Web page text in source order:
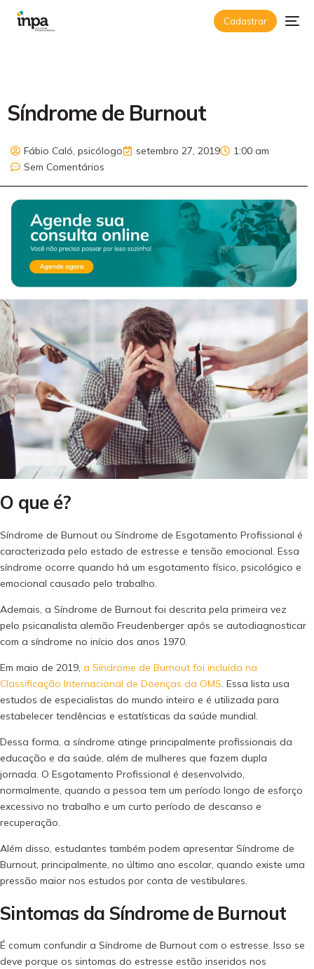
Cadastrar
Síndrome de Burnout
Fábio Caló, psicólogo setembro 27, 2019
1:00 am
Sem Comentários
O que é?
Síndrome de Burnout ou Síndrome de Esgotamento Profissional é
caracterizada pelo estado de estresse e tensão emocional. Essa
síndrome ocorre quando há um esgotamento físico, psicológico e
emocional causado pelo trabalho.
Ademais, a Síndrome de Burnout foi descrita pela primeira vez
pelo psicanalista alemão Freudenberger após se autodiagnosticar
com a síndrome no início dos anos 1970.
Em maio de 2019, a Síndrome de Burnout foi incluída na
Classificação Internacional de Doenças da OMS. Essa lista usa
estudos de especialistas do mundo inteiro e é utilizada para
estabelecer tendências e estatísticas da saúde mundial.
Dessa forma, a síndrome atinge principalmente profissionais da
educação e da saúde, além de mulheres que fazem dupla
jornada. O Esgotamento Profissional é desenvolvido,
normalmente, quando a pessoa tem um período longo de esforço
excessivo no trabalho e um curto período de descanso e
recuperação.
Além disso, estudantes também podem apresentar Síndrome de
Burnout, principalmente, no último ano escolar, quando existe uma
pressão maior nos estudos por conta de vestibulares.
Sintomas da Síndrome de Burnout
É comum confundir a Síndrome de Burnout com o estresse. Isso se
deve porque os sintomas do estresse estão inseridos nos